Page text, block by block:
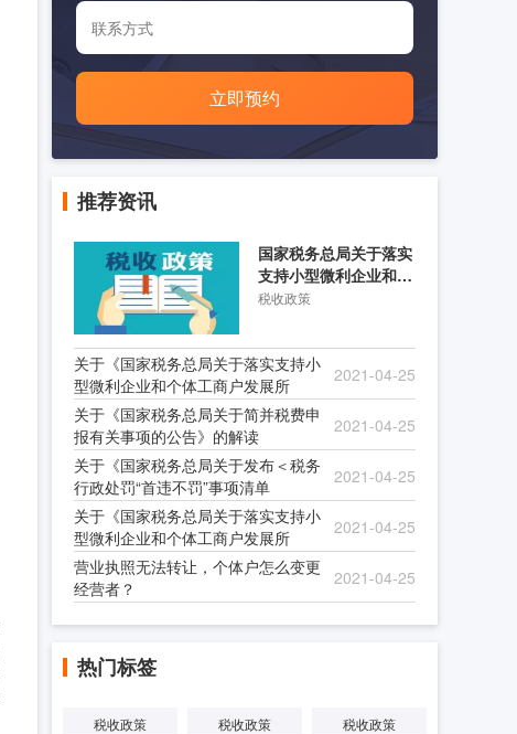
立即预约
推荐资讯
国家税务总局关于落实
支持小型微利企业和个
体工商户发展所得税优
税收政策
关于《国家税务总局关于落实支持小
型微利企业和个体工商户发展所
2021-04-25
关于《国家税务总局关于简并税费申
报有关事项的公告》的解读
2021-04-25
关于《国家税务总局关于发布＜税务
行政处罚“首违不罚”事项清单
2021-04-25
关于《国家税务总局关于落实支持小
型微利企业和个体工商户发展所
2021-04-25
营业执照无法转让，个体户怎么变更
经营者？
2021-04-25
热门标签
税收政策 税收政策 税收政策